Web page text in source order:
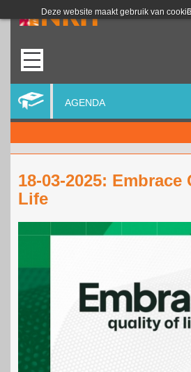
Deze website maakt gebruik van
AGENDA
18-03-2025:
Life